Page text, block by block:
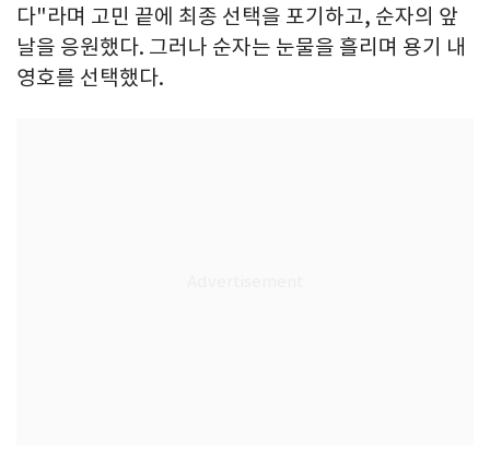
다"라며 고민 끝에 최종 선택을 포기하고, 순자의 앞
날을 응원했다. 그러나 순자는 눈물을 흘리며 용기 내
영호를 선택했다.